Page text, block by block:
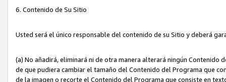
6. Contenido de Su Sitio
Usted será el único responsable del contenido de su Sitio y deberá
(a) No añadirá, eliminará ni de otra manera alterará ningún
de que pudiera cambiar el tamaño del Contenido del Programa que
de la imagen o recorte el Contenido del Programa que consiste en